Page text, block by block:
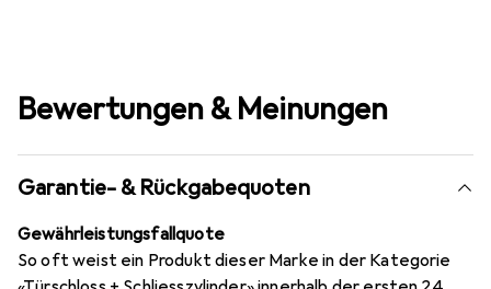
Bewertungen & Meinungen
Garantie- & Rückgabequoten
Gewährleistungsfallquote
So oft weist ein Produkt dieser Marke in der Kategorie